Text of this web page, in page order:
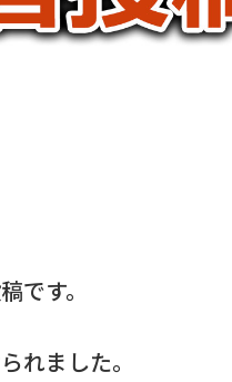
です。
れました。